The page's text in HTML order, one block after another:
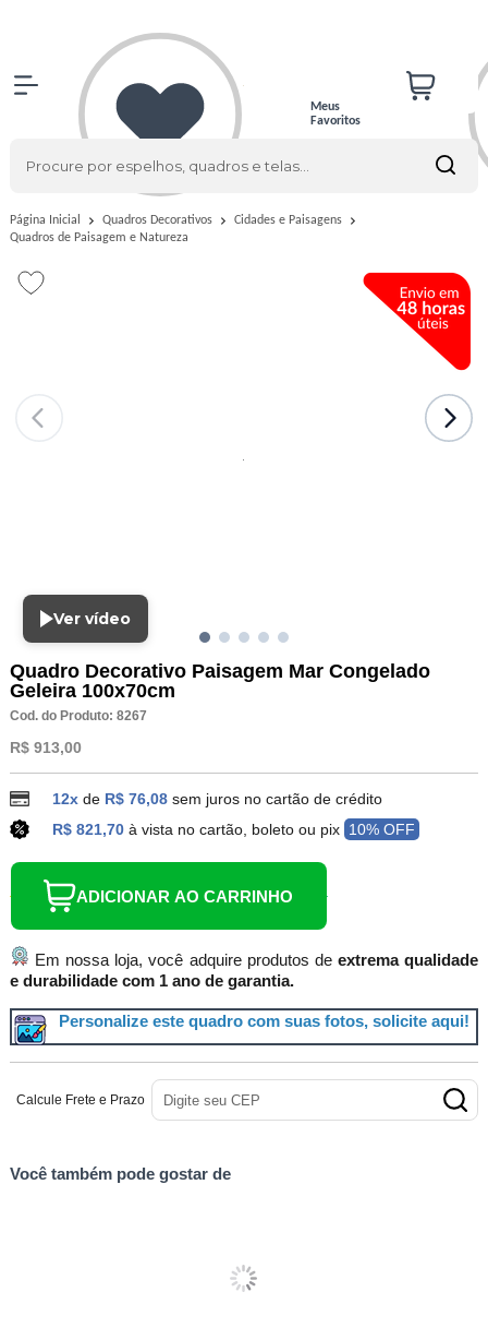
Meus
Favoritos
Página Inicial Quadros Decorativos
Cidades e Paisagens
Quadros de Paisagem e Natureza
Ver vídeo
Quadro Decorativo Paisagem Mar Congelado
Geleira 100x70cm
Cod. do Produto: 8267
R$ 913,00
12xde R$ 76,08 sem juros no cartão de crédito
R$ 821,70 à vista no cartão, boleto ou pix 10% OFF
ADICIONAR AO CARRINHO
Em nossa loja, você adquire produtos de extrema qualidade
e durabilidade com 1 ano de garantia.
Personalize este quadro com suas fotos, solicite aqui!
Calcule Frete e Prazo
Você também pode gostar de